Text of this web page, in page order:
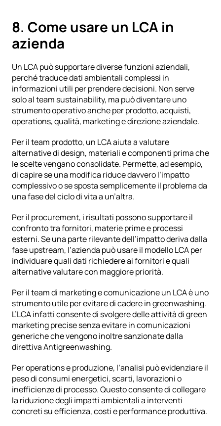
8. Come usare un LCA in
azienda
Un LCA può supportare diverse funzioni aziendali,
perché traduce dati ambientali complessi in
informazioni utili per prendere decisioni. Non serve
solo al team sustainability, ma può diventare uno
strumento operativo anche per prodotto, acquisti,
operations, qualità, marketing e direzione aziendale.
Per il team prodotto, un LCA aiuta a valutare
alternative di design, materiali e componenti prima che
le scelte vengano consolidate. Permette, ad esempio,
di capire se una modifica riduce davvero l’impatto
complessivo o se sposta semplicemente il problema da
una fase del ciclo di vita a un’altra.
Per il procurement, i risultati possono supportare il
confronto tra fornitori, materie prime e processi
esterni. Se una parte rilevante dell’impatto deriva dalla
fase upstream, l’azienda può usare il modello LCA per
individuare quali dati richiedere ai fornitori e quali
alternative valutare con maggiore priorità.
Per il team di marketing e comunicazione un LCA è uno
strumento utile per evitare di cadere in greenwashing.
L’LCA infatti consente di svolgere delle attività di green
marketing precise senza evitare in comunicazioni
direttiva Antigreenwashing.
Per operations e produzione, l’analisi può evidenziare il
peso di consumi energetici, scarti, lavorazioni o
inefficienze di processo. Questo consente di collegare
la riduzione degli impatti ambientali a interventi
concreti su efficienza, costi e performance produttiva.